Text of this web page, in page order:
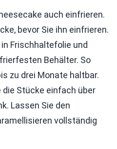
auch einfrieren.
bevor Sie ihn einfrieren.
Frischhaltefolie und
Behälter. So
zu drei Monate haltbar.
Stücke einfach über
Lassen Sie den
vollständig